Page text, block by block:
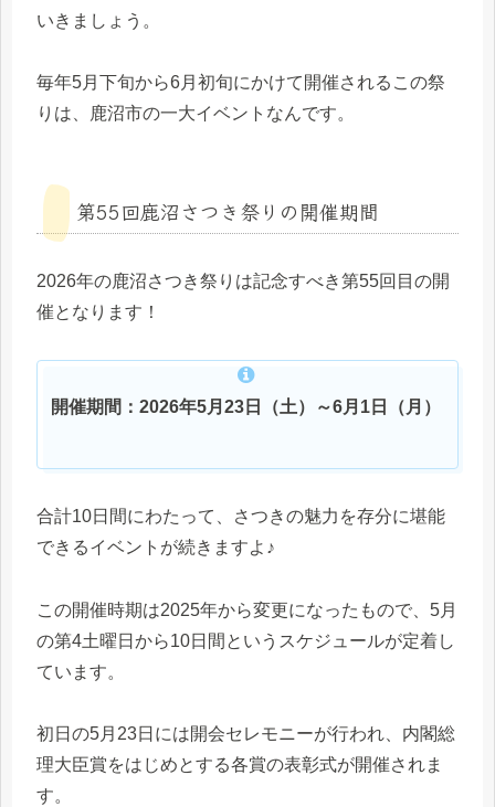
いきましょう。
毎年5月下旬から6月初旬にかけて開催されるこの祭
りは、鹿沼市の一大イベントなんです。
第55回鹿沼さつき祭りの開催期間
2026年の鹿沼さつき祭りは記念すべき第55回目の開
催となります！
開催期間：2026年5月23日（土）～6月1日（月）
合計10日間にわたって、さつきの魅力を存分に堪能
できるイベントが続きますよ♪
この開催時期は2025年から変更になったもので、5月
の第4土曜日から10日間というスケジュールが定着し
ています。
初日の5月23日には開会セレモニーが行われ、内閣総
理大臣賞をはじめとする各賞の表彰式が開催されま
す。